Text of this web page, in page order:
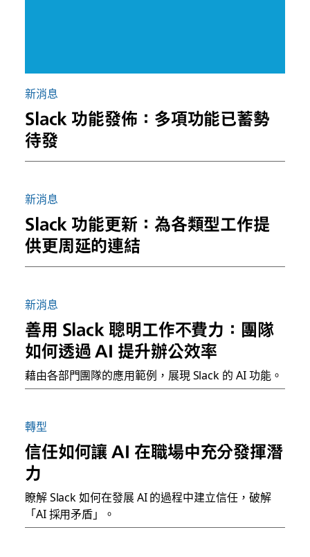
新消息
Slack 功能發佈：多項功能已蓄勢
待發
新消息
Slack 功能更新：為各類型工作提
供更周延的連結
新消息
善用 Slack 聰明工作不費力：團隊
如何透過 AI 提升辦公效率
藉由各部門團隊的應用範例，展現 Slack 的 AI 功能。
轉型
信任如何讓 AI 在職場中充分發揮潛
力
瞭解 Slack 如何在發展 AI 的過程中建立信任，破解
「AI 採用矛盾」。